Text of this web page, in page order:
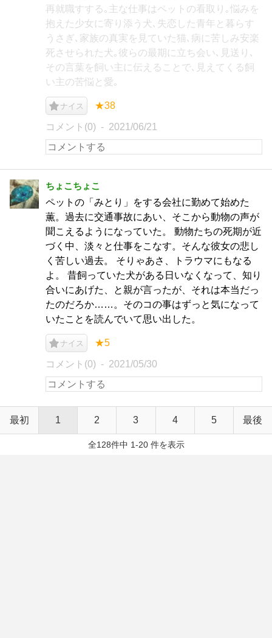
再就職すする｡主な仕事はペットの看取り｡悩みを
抱えた少女に寄り添う犬､失恋した青年と暮らす
うさぎ､家族の真実を見ていた猫､病に苦しみ安楽
死させられた犬｡彼らの最期に立ち会い､見送り､
その言葉を飼い主に伝えることで､見えてくる飼
い主の苦悩と愛｡
ナイス ★38
コメント(0) 2021/06/21
ちょこちょこ
ペットの「みとり」をする会社に勤めて始めた
薫。過去に交通事故にあい、そこから動物の声が
聞こえるようになっていた。 動物たちの死期が近
づく中、淡々と仕事をこなす。そんな彼女の悲し
く苦しい過去。 そりゃあさ、トラウマにもなる
よ。 昔飼っていた犬がある日いなくなって、知り
合いにあげた、と親が言ったが、それは本当だっ
たのだろか……。そのコの事はずっと気になって
いたことを読んでいて思い出した。
ナイス ★5
コメント(0) 2021/05/30
最初 1 2 3 4 5 最後
全128件中 1-20 件を表示